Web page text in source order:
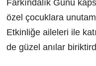
Farkındalık Günü
özel çocuklara
Etkinliğe aileleri ile
de güzel anılar